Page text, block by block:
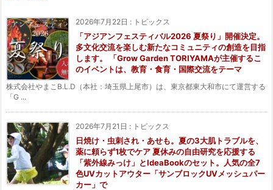
2026年7月22日 : トピックス
「アジアンフェスティバル2026 夏祭り」開催決定。
多文化交流を楽しむ新たなコミュニティの創造を目指
します。 「Grow Garden TORIYAMAが主催するこ
のイベントは、教育・食育・国際交流をテーマ
株式会社やまこB.L.D（本社：埼玉県上尾市）は、東京都東大和市にて運営する
「G ...
2026年7月21日 : トピックス
日焼け・虫刺され・あせも。夏の3大肌トラブルを、
薬に頼らず1枚でケア 夏休みの自由研究を応援する
「紫外線みっけ」とIdeaBookのセット。人気の全7
色UVカットアウター「サンブロックUVメッシュパー
カー」で